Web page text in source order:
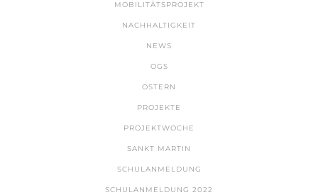
MOBILITÄTSPROJEKT
NACHHALTIGKEIT
NEWS
OGS
OSTERN
PROJEKTE
PROJEKTWOCHE
SANKT MARTIN
SCHULANMELDUNG
SCHULANMELDUNG 2022